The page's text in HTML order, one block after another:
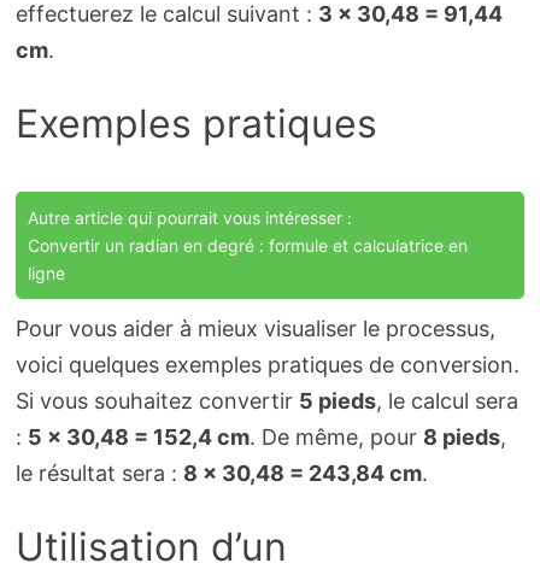
effectuerez le calcul suivant : 3 × 30,48 = 91,44
cm.
Exemples pratiques
Autre article qui pourrait vous intéresser :
Convertir un radian en degré : formule et calculatrice en
ligne
Pour vous aider à mieux visualiser le processus,
voici quelques exemples pratiques de conversion.
Si vous souhaitez convertir 5 pieds, le calcul sera
: 5 × 30,48 = 152,4 cm. De même, pour 8 pieds,
le résultat sera : 8 × 30,48 = 243,84 cm.
Utilisation d’un